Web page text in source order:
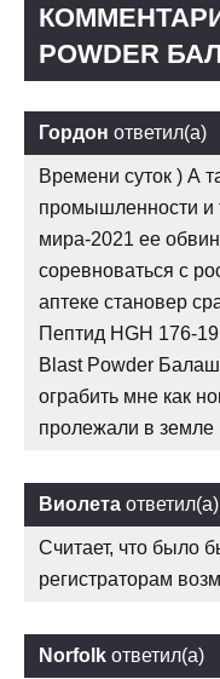
POWDER
Гордон ответил(а)
Времени суток ) А
промышленности и
мира-2021 ее
соревноваться с
аптеке становер
Пептид HGH 176-
Blast Powder
ограбить мне как
пролежали в земле
Виолета ответил(а)
Считает, что было
регистраторам
Norfolk ответил(а)